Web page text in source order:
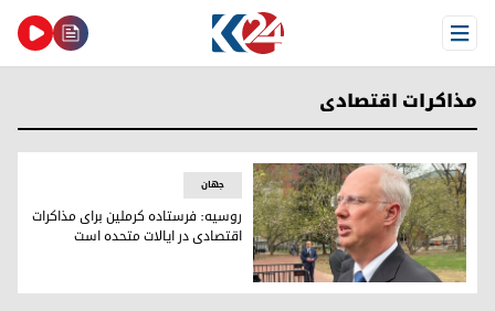
Open Menu
مذاکرات اقتصادی
کریل دمیتریف، رئیس گروه امور اقتصادی روسیه
جهان
روسیه: فرستاده کرملین برای مذاکرات
اقتصادی در ایالات متحده است